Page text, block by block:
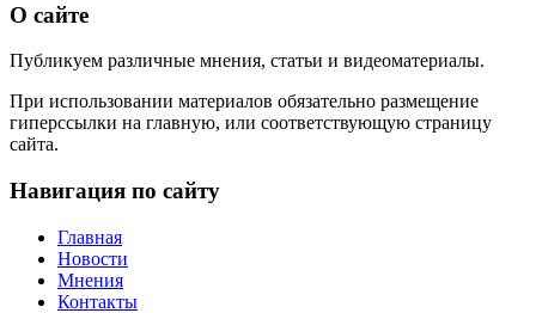
О сайте
Публикуем различные мнения, статьи и видеоматериалы.
При использовании материалов обязательно размещение
гиперссылки на главную, или соответствующую страницу
сайта.
Навигация по сайту
Главная
Новости
Мнения
Контакты